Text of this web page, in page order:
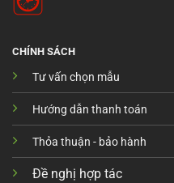
CHÍNH SÁCH
Tư vấn chọn mẫu
Hướng dẫn thanh toán
Thỏa thuận - bảo hành
Đề nghị hợp tác